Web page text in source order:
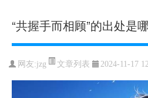
“共握手而相顾”的出处是
网友:jzg 文章列表 2024-11-17